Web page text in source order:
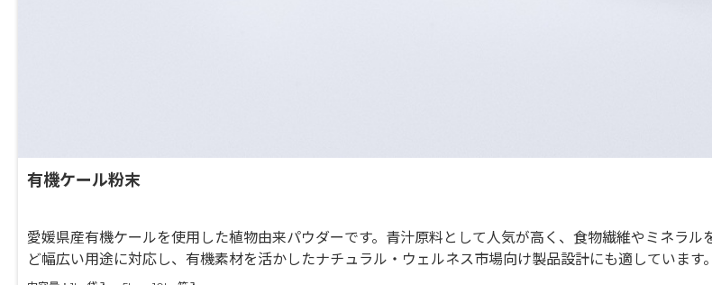
有機ケール粉末
愛媛県産有機ケールを使用した植物由来パウダーです。青汁原料として人気が高く、食物繊維やミネラ
ど幅広い用途に対応し、有機素材を活かしたナチュラル・ウェルネス市場向け製品設計にも適しています。